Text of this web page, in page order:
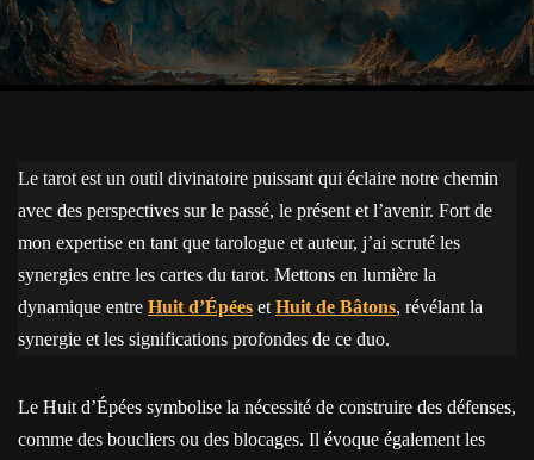
Le tarot est un outil divinatoire puissant qui éclaire notre chemin
avec des perspectives sur le passé, le présent et l’avenir. Fort de
mon expertise en tant que tarologue et auteur, j’ai scruté les
synergies entre les cartes du tarot. Mettons en lumière la
dynamique entre Huit d’Épées et Huit de Bâtons, révélant la
synergie et les significations profondes de ce duo.
Le Huit d’Épées symbolise la nécessité de construire des défenses,
comme des boucliers ou des blocages. Il évoque également les